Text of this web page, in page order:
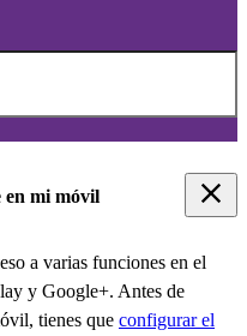
en mi móvil
a varias funciones en el
y Google+. Antes de
tienes que configurar el